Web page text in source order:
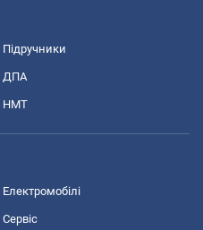
Підручники
ДПА
НМТ
Електромобілі
Сервіс